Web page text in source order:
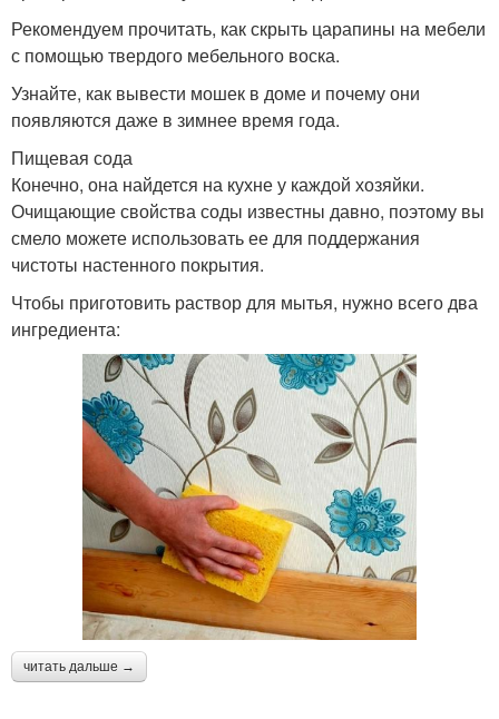
Рекомендуем прочитать, как скрыть царапины на мебели
с помощью твердого мебельного воска.
Узнайте, как вывести мошек в доме и почему они
появляются даже в зимнее время года.
Пищевая сода
Конечно, она найдется на кухне у каждой хозяйки.
Очищающие свойства соды известны давно, поэтому вы
смело можете использовать ее для поддержания
чистоты настенного покрытия.
Чтобы приготовить раствор для мытья, нужно всего два
ингредиента:
читать дальше →